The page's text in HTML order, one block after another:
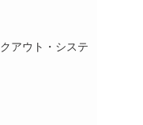
アウト・システ